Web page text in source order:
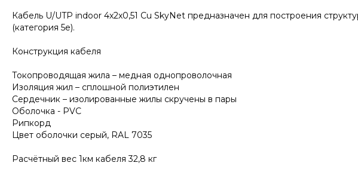
Кабель U/UTP indoor 4х2х0,51 Cu SkyNet предназначен для построения
(категория 5e).
Конструкция кабеля
Токопроводящая жила – медная однопроволочная
Изоляция жил – сплошной полиэтилен
Сердечник – изолированные жилы скручены в пары
Оболочка - PVC
Рипкорд
Цвет оболочки серый, RAL 7035
Расчётный вес 1км кабеля 32,8 кг